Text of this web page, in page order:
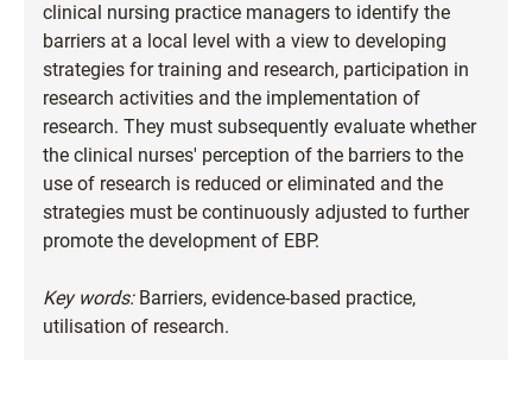
clinical nursing practice managers to identify the
barriers at a local level with a view to developing
strategies for training and research, participation in
research activities and the implementation of
research. They must subsequently evaluate whether
the clinical nurses' perception of the barriers to the
use of research is reduced or eliminated and the
strategies must be continuously adjusted to further
promote the development of EBP.
Key words:Barriers, evidence-based practice,
utilisation of research.